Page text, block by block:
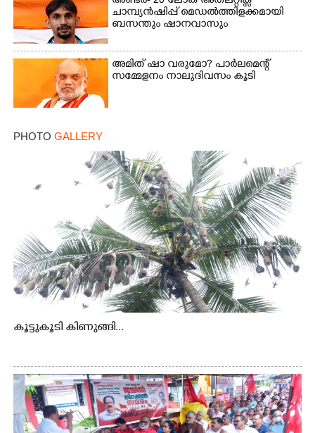
ചാമ്പ്യൻഷിപ്പ് മെഡൽത്തിളക്കമായി
ബസന്തും ഷാനവാസും
അമിത് ഷാ വരുമോ?​ പാർലമെന്റ്
സമ്മേളനം നാലുദിവസം കൂടി
PHOTO GALLERY
കൂട്ടുകൂടി കിണുങ്ങി...